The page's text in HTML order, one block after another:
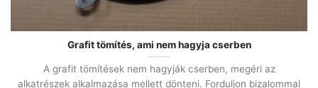
Grafit tömítés, ami nem hagyja cserben
A grafit tömítések nem hagyják cserben, megéri az
alkatrészek alkalmazása mellett dönteni. Forduljon bizalommal